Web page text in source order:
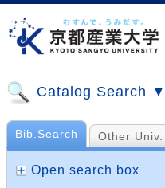
Catalog Search ▼
Bib.Search Other Univ.
Open search box